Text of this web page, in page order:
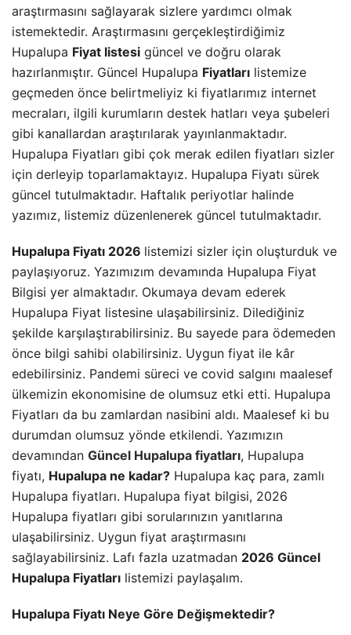
araştırmasını sağlayarak sizlere yardımcı olmak
istemektedir. Araştırmasını gerçekleştirdiğimiz
Hupalupa Fiyat listesi güncel ve doğru olarak
hazırlanmıştır. Güncel Hupalupa Fiyatları listemize
geçmeden önce belirtmeliyiz ki fiyatlarımız internet
mecraları, ilgili kurumların destek hatları veya şubeleri
gibi kanallardan araştırılarak yayınlanmaktadır.
Hupalupa Fiyatları gibi çok merak edilen fiyatları sizler
için derleyip toparlamaktayız. Hupalupa Fiyatı sürek
güncel tutulmaktadır. Haftalık periyotlar halinde
yazımız, listemiz düzenlenerek güncel tutulmaktadır.
Hupalupa Fiyatı 2026 listemizi sizler için oluşturduk ve
paylaşıyoruz. Yazımızım devamında Hupalupa Fiyat
Bilgisi yer almaktadır. Okumaya devam ederek
Hupalupa Fiyat listesine ulaşabilirsiniz. Dilediğiniz
şekilde karşılaştırabilirsiniz. Bu sayede para ödemeden
önce bilgi sahibi olabilirsiniz. Uygun fiyat ile kâr
edebilirsiniz. Pandemi süreci ve covid salgını maalesef
ülkemizin ekonomisine de olumsuz etki etti. Hupalupa
Fiyatları da bu zamlardan nasibini aldı. Maalesef ki bu
durumdan olumsuz yönde etkilendi. Yazımızın
devamından Güncel Hupalupa fiyatları, Hupalupa
fiyatı, Hupalupa ne kadar? Hupalupa kaç para, zamlı
Hupalupa fiyatları. Hupalupa fiyat bilgisi, 2026
Hupalupa fiyatları gibi sorularınızın yanıtlarına
ulaşabilirsiniz. Uygun fiyat araştırmasını
sağlayabilirsiniz. Lafı fazla uzatmadan 2026 Güncel
Hupalupa Fiyatları listemizi paylaşalım.
Hupalupa Fiyatı Neye Göre Değişmektedir?